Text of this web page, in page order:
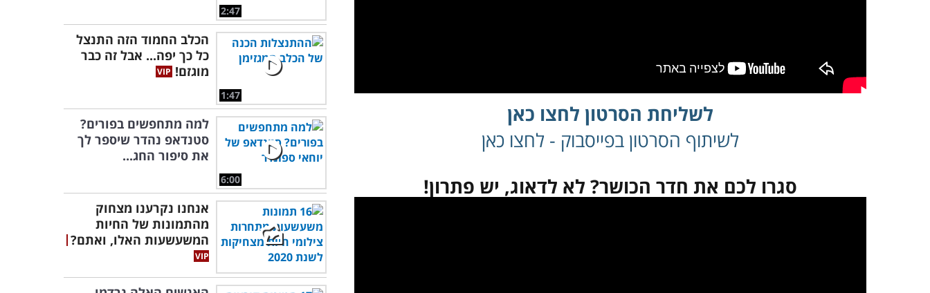
לשליחת הסרטון לחצו כאן
לשיתוף הסרטון בפייסבוק - לחצו כאן
סגרו לכם את חדר הכושר? לא לדאוג, יש פתרון!
2:47
1:47
הכלב החמוד הזה התנצל
כל כך יפה... אבל זה כבר
מוגזם!
6:00
למה מתחפשים בפורים?
סטנדאפ נהדר שיספר לך
את סיפור החג...
אנחנו נקרענו מצחוק
מהתמונות של החיות
המשעשעות האלו, ואתם?